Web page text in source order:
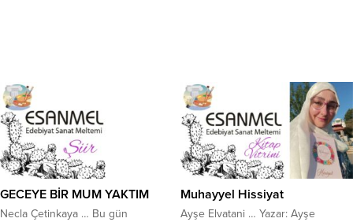
GECEYE BİR MUM YAKTIM
Necla Çetinkaya … Bu gün
Muhayyel Hissiyat
Ayşe Elvatani … Yazar: Ayşe